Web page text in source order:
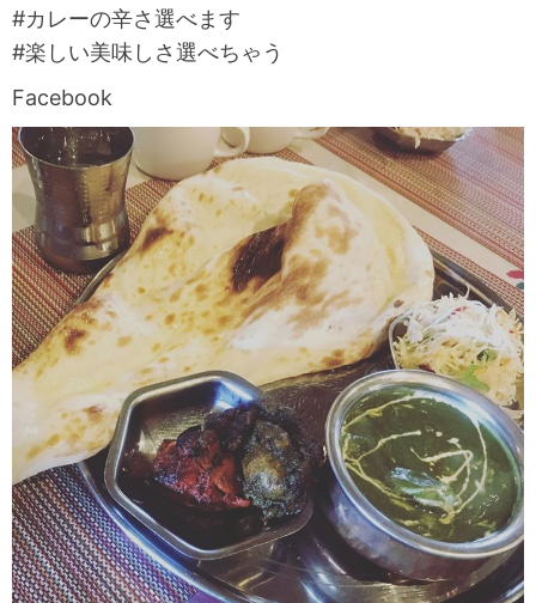
#カレーの辛さ選べます
#楽しい美味しさ選べちゃう
Facebook